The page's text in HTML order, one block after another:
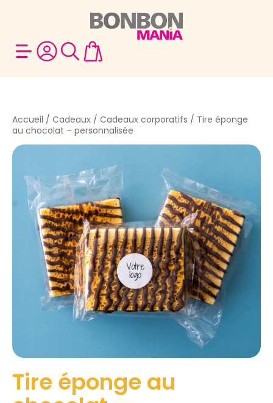
Accueil / Cadeaux / Cadeaux corporatifs / Tire éponge
au chocolat – personnalisée
Tire éponge au